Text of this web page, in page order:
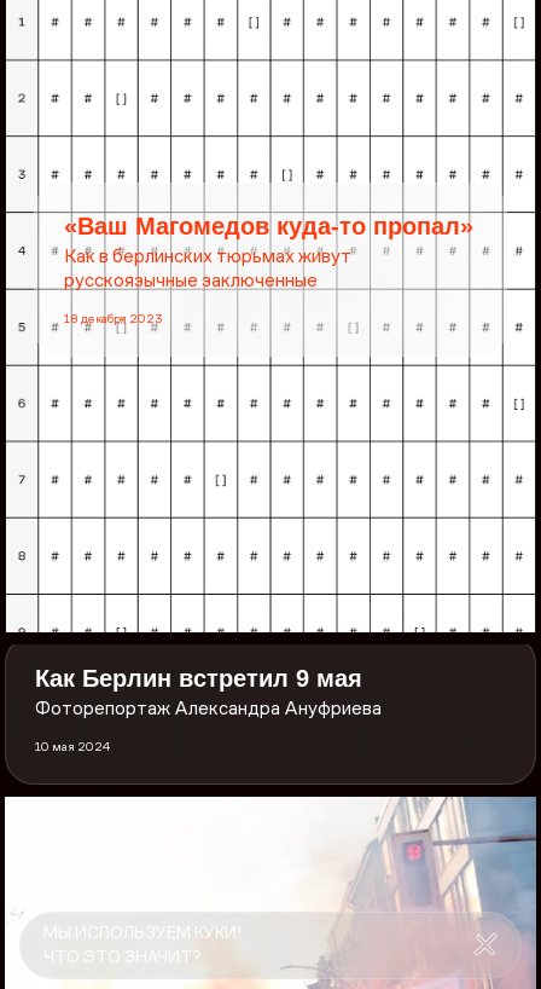
«Ваш Магомедов куда-то пропал»
Как в берлинских тюрьмах живут
русскоязычные заключенные
18 декабря 2023
Как Берлин встретил 9 мая
Фоторепортаж Александра Ануфриева
10 мая 2024
МЫ ИСПОЛЬЗУЕМ КУКИ!
ЧТО ЭТО ЗНАЧИТ?